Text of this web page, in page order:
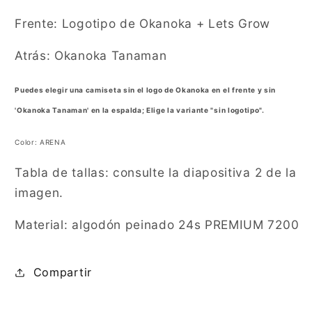
Frente: Logotipo de Okanoka + Lets Grow
Atrás: Okanoka Tanaman
Puedes elegir una camiseta sin el logo de Okanoka en el frente y sin
'Okanoka Tanaman' en la espalda; Elige la variante "sin logotipo".
Color: ARENA
Tabla de tallas: consulte la diapositiva 2 de la
imagen.
Material: algodón peinado 24s PREMIUM 7200
Compartir